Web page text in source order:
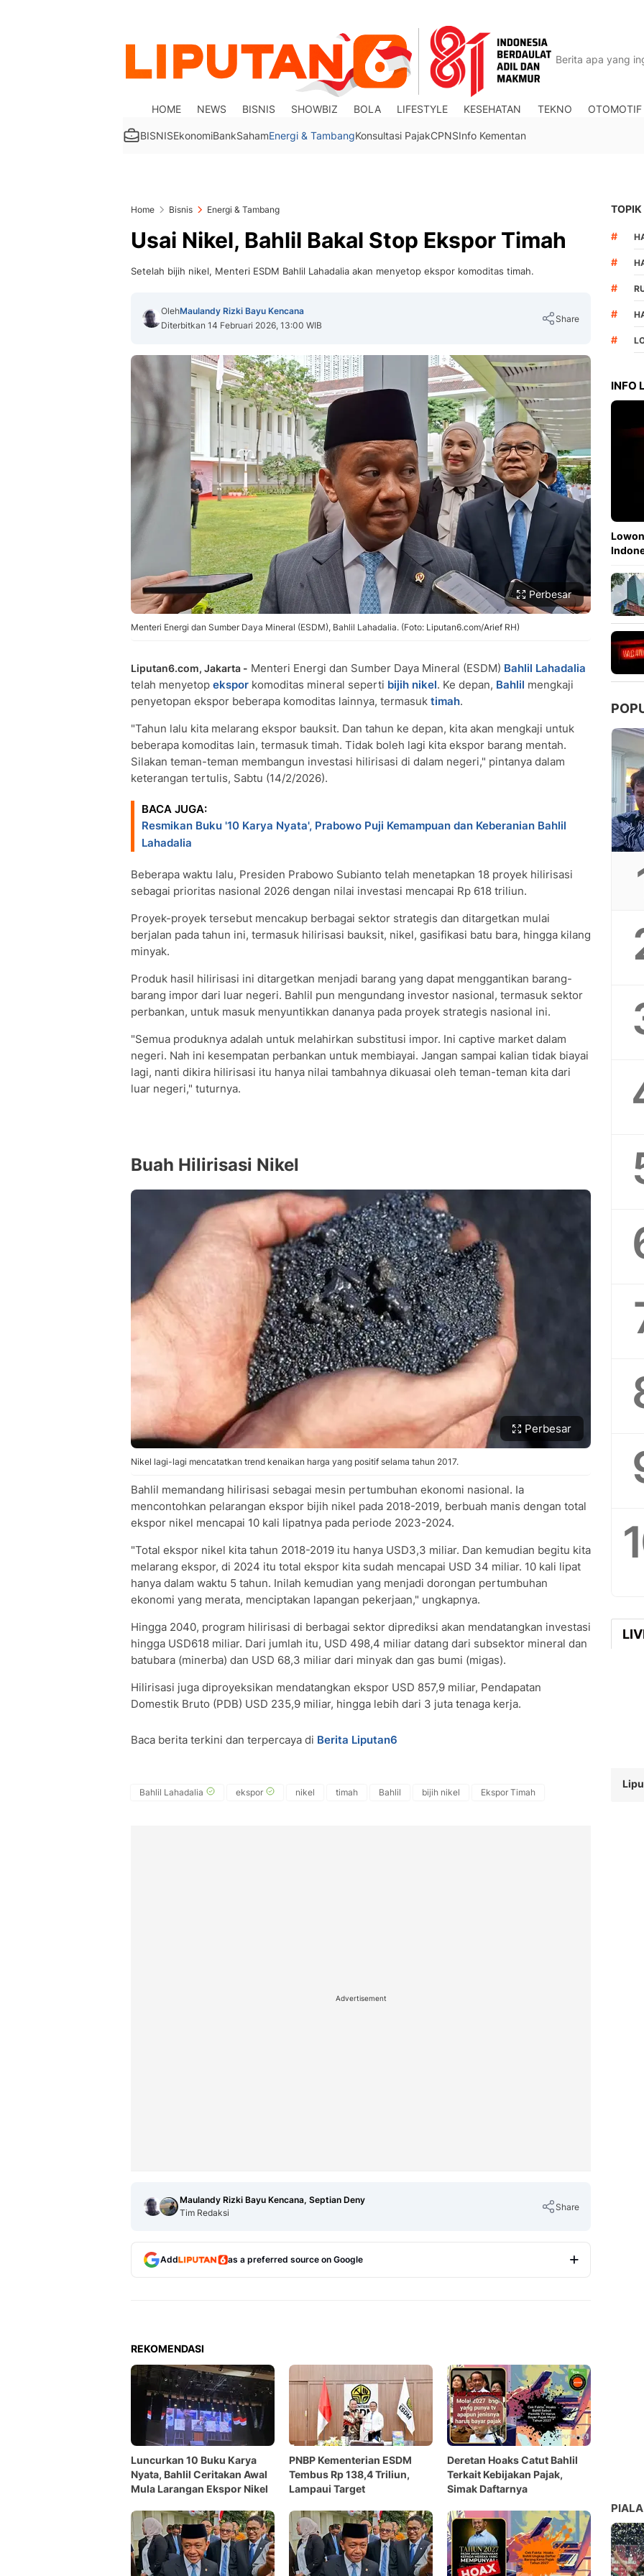
HOME NEWS BISNIS SHOWBIZ BOLA LIFESTYLE KESEHATAN TEKNO OTOMOTIF
BISNISEkonomiBankSahamEnergi & TambangKonsultasi PajakCPNSInfo Kementan
Home Bisnis Energi & Tambang
Usai Nikel, Bahlil Bakal Stop Ekspor Timah
Setelah bijih nikel, Menteri ESDM Bahlil Lahadalia akan menyetop ekspor komoditas timah.
OlehMaulandy Rizki Bayu Kencana
Diterbitkan 14 Februari 2026, 13:00 WIB
Share
Copy Link
Perbesar
Menteri Energi dan Sumber Daya Mineral (ESDM), Bahlil Lahadalia. (Foto: Liputan6.com/Arief RH)
Liputan6.com, Jakarta - Menteri Energi dan Sumber Daya Mineral (ESDM) Bahlil Lahadalia
telah menyetop ekspor komoditas mineral seperti bijih nikel. Ke depan, Bahlil mengkaji
penyetopan ekspor beberapa komoditas lainnya, termasuk timah.
"Tahun lalu kita melarang ekspor bauksit. Dan tahun ke depan, kita akan mengkaji untuk
beberapa komoditas lain, termasuk timah. Tidak boleh lagi kita ekspor barang mentah.
Silakan teman-teman membangun investasi hilirisasi di dalam negeri," pintanya dalam
keterangan tertulis, Sabtu (14/2/2026).
BACA JUGA:
Resmikan Buku '10 Karya Nyata', Prabowo Puji Kemampuan dan Keberanian Bahlil
Lahadalia
Beberapa waktu lalu, Presiden Prabowo Subianto telah menetapkan 18 proyek hilirisasi
sebagai prioritas nasional 2026 dengan nilai investasi mencapai Rp 618 triliun.
Proyek-proyek tersebut mencakup berbagai sektor strategis dan ditargetkan mulai
berjalan pada tahun ini, termasuk hilirisasi bauksit, nikel, gasifikasi batu bara, hingga kilang
minyak.
Produk hasil hilirisasi ini ditargetkan menjadi barang yang dapat menggantikan barang-
barang impor dari luar negeri. Bahlil pun mengundang investor nasional, termasuk sektor
perbankan, untuk masuk menyuntikkan dananya pada proyek strategis nasional ini.
"Semua produknya adalah untuk melahirkan substitusi impor. Ini captive market dalam
negeri. Nah ini kesempatan perbankan untuk membiayai. Jangan sampai kalian tidak biayai
lagi, nanti dikira hilirisasi itu hanya nilai tambahnya dikuasai oleh teman-teman kita dari
luar negeri," tuturnya.
Buah Hilirisasi Nikel
Perbesar
Nikel lagi-lagi mencatatkan trend kenaikan harga yang positif selama tahun 2017.
Bahlil memandang hilirisasi sebagai mesin pertumbuhan ekonomi nasional. Ia
mencontohkan pelarangan ekspor bijih nikel pada 2018-2019, berbuah manis dengan total
ekspor nikel mencapai 10 kali lipatnya pada periode 2023-2024.
"Total ekspor nikel kita tahun 2018-2019 itu hanya USD3,3 miliar. Dan kemudian begitu kita
melarang ekspor, di 2024 itu total ekspor kita sudah mencapai USD 34 miliar. 10 kali lipat
hanya dalam waktu 5 tahun. Inilah kemudian yang menjadi dorongan pertumbuhan
ekonomi yang merata, menciptakan lapangan pekerjaan," ungkapnya.
Hingga 2040, program hilirisasi di berbagai sektor diprediksi akan mendatangkan investasi
hingga USD618 miliar. Dari jumlah itu, USD 498,4 miliar datang dari subsektor mineral dan
batubara (minerba) dan USD 68,3 miliar dari minyak dan gas bumi (migas).
Hilirisasi juga diproyeksikan mendatangkan ekspor USD 857,9 miliar, Pendapatan
Domestik Bruto (PDB) USD 235,9 miliar, hingga lebih dari 3 juta tenaga kerja.
Baca berita terkini dan terpercaya di Berita Liputan6
Bahlil Lahadalia ekspor nikel timah Bahlil bijih nikel Ekspor Timah
Advertisement
Maulandy Rizki Bayu Kencana, Septian Deny
Tim Redaksi
Share
Add as a preferred source on Google
REKOMENDASI
Luncurkan 10 Buku Karya
Nyata, Bahlil Ceritakan Awal
Mula Larangan Ekspor Nikel
PNBP Kementerian ESDM
Tembus Rp 138,4 Triliun,
Lampaui Target
Deretan Hoaks Catut Bahlil
Terkait Kebijakan Pajak,
Simak Daftarnya
TOPIK
#
#
#
#
#
INFO